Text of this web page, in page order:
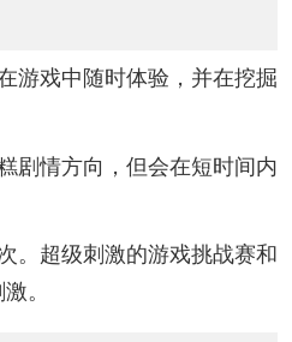
游戏中随时体验，并在挖掘
剧情方向，但会在短时间内
。超级刺激的游戏挑战赛和
。